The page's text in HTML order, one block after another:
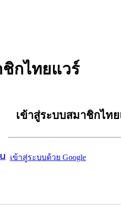
กไทยแวร์
เข้าสู่ระบบสมาชิกไท
เข้าสู่ระบบด้วย Google